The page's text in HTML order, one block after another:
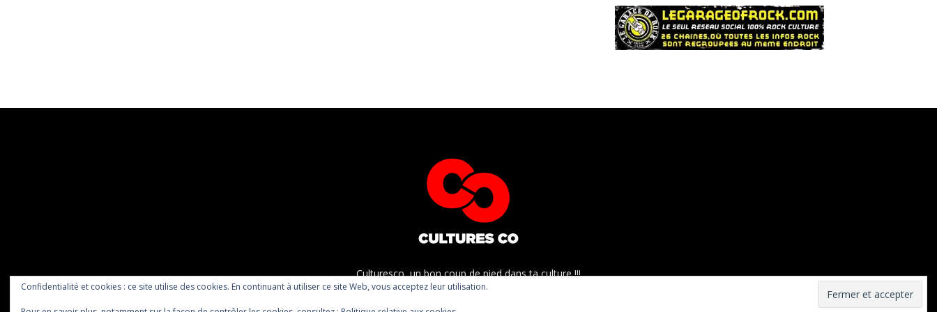
Culturesco, un bon coup de pied dans ta culture !!!
Confidentialité et cookies : ce site utilise des cookies. En continuant à utiliser ce site Web, vous acceptez leur utilisation.